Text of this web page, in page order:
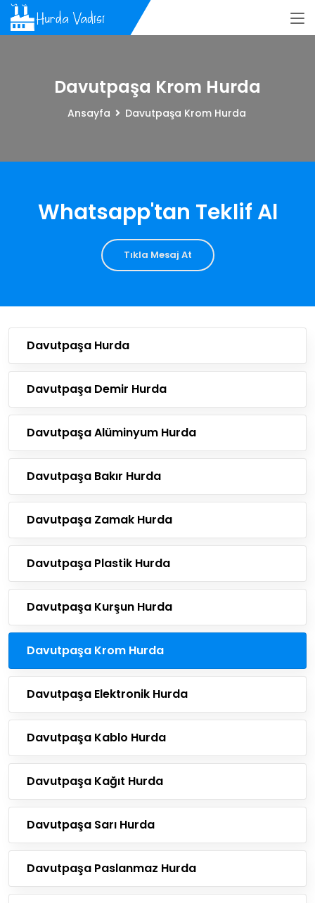
Davutpaşa Krom Hurda
Ansayfa Davutpaşa Krom Hurda
Whatsapp'tan Teklif Al
Tıkla Mesaj At
Davutpaşa Hurda
Davutpaşa Demir Hurda
Davutpaşa Alüminyum Hurda
Davutpaşa Bakır Hurda
Davutpaşa Zamak Hurda
Davutpaşa Plastik Hurda
Davutpaşa Kurşun Hurda
Davutpaşa Krom Hurda
Davutpaşa Elektronik Hurda
Davutpaşa Kablo Hurda
Davutpaşa Kağıt Hurda
Davutpaşa Sarı Hurda
Davutpaşa Paslanmaz Hurda